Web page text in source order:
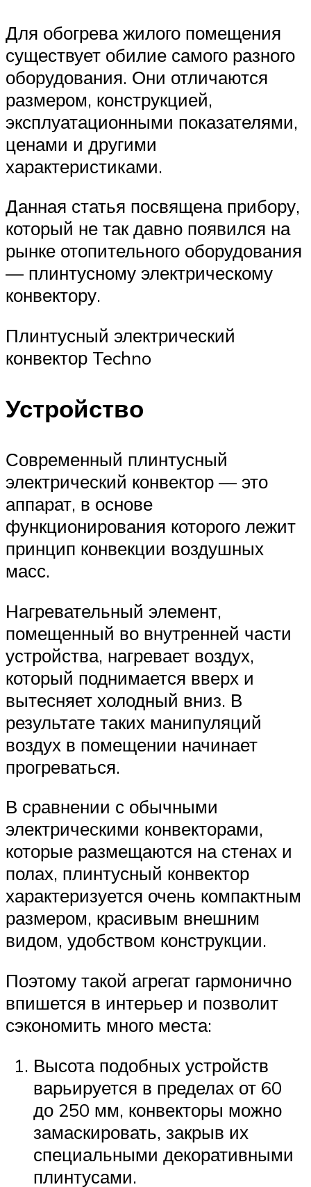
Для обогрева жилого помещения
существует обилие самого разного
оборудования. Они отличаются
размером, конструкцией,
эксплуатационными показателями,
ценами и другими
характеристиками.
Данная статья посвящена прибору,
который не так давно появился на
рынке отопительного оборудования
— плинтусному электрическому
конвектору.
Плинтусный электрический
конвектор Techno
Устройство
Современный плинтусный
электрический конвектор — это
аппарат, в основе
функционирования которого лежит
принцип конвекции воздушных
масс.
Нагревательный элемент,
помещенный во внутренней части
устройства, нагревает воздух,
который поднимается вверх и
вытесняет холодный вниз. В
результате таких манипуляций
воздух в помещении начинает
прогреваться.
В сравнении с обычными
электрическими конвекторами,
которые размещаются на стенах и
полах, плинтусный конвектор
характеризуется очень компактным
размером, красивым внешним
видом, удобством конструкции.
Поэтому такой агрегат гармонично
впишется в интерьер и позволит
сэкономить много места:
Высота подобных устройств
варьируется в пределах от 60
до 250 мм, конвекторы можно
замаскировать, закрыв их
специальными декоративными
плинтусами.